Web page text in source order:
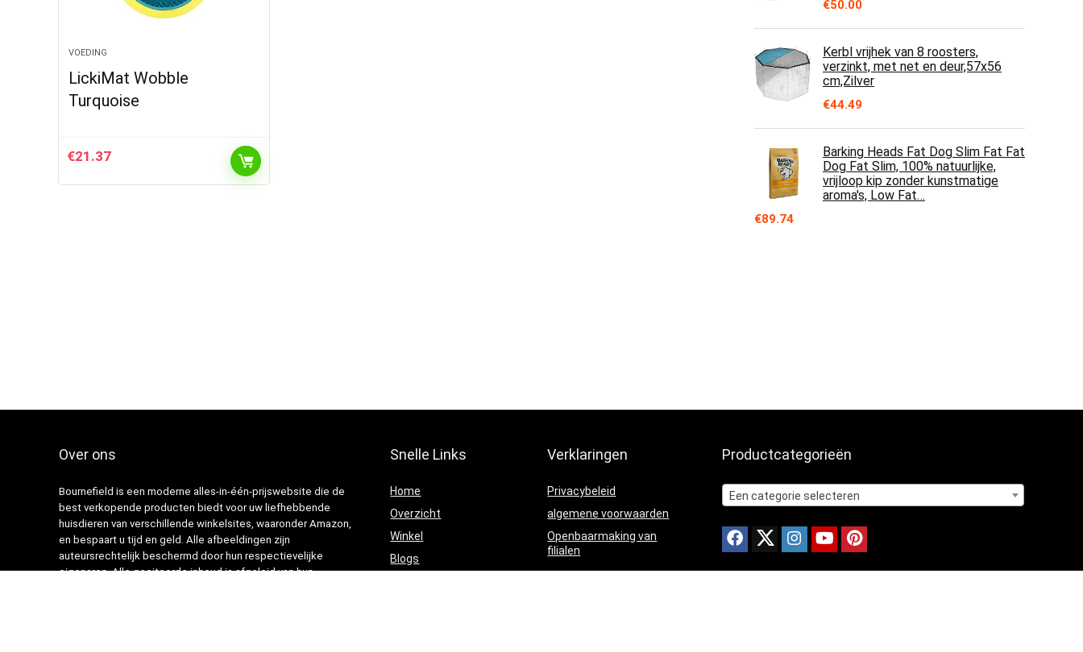
VOEDING
LickiMat Wobble
Turquoise
€21.37
€50.00
Kerbl vrijhek van 8 roosters,
verzinkt, met net en deur,57x56
cm,Zilver
€44.49
Barking Heads Fat Dog Slim Fat Fat
Dog Fat Slim, 100% natuurlijke,
vrijloop kip zonder kunstmatige
aroma's, Low Fat…
€89.74
Over ons
Bournefield is een moderne alles-in-één-prijswebsite die de
best verkopende producten biedt voor uw liefhebbende
huisdieren van verschillende winkelsites, waaronder Amazon,
en bespaart u tijd en geld. Alle afbeeldingen zijn
auteursrechtelijk beschermd door hun respectievelijke
eigenaren. Alle geciteerde inhoud is afgeleid van hun
Snelle Links
Home
Overzicht
Winkel
Blogs
Verklaringen
Privacybeleid
algemene voorwaarden
Openbaarmaking van
filialen
Productcategorieën
Een categorie selecteren